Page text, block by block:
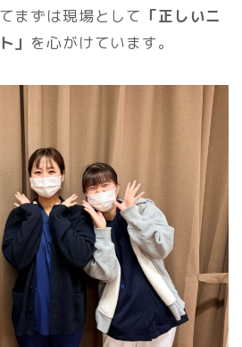
まずは現場として 「正しいニ
」 を心がけています。